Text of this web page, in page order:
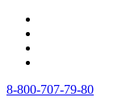
8-800-707-79-80